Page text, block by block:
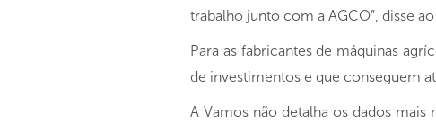
trabalho junto com a AGCO”, disse
Para as fabricantes de máquinas
de investimentos e que conseguem
A Vamos não detalha os dados